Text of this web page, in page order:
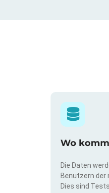
Wo
Die Daten
Benutzern der
Dies sind